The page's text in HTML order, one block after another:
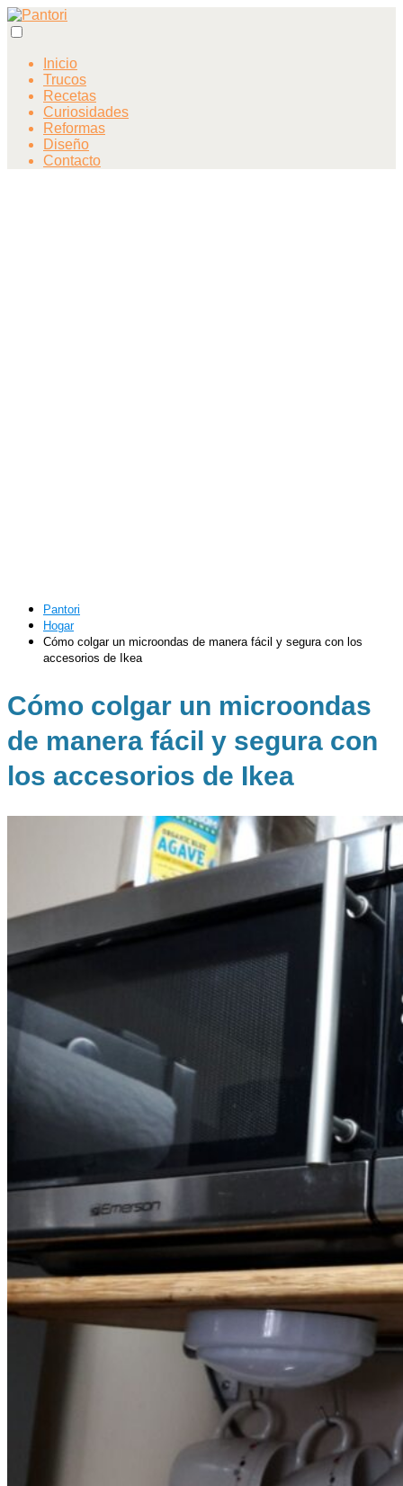
Inicio
Trucos
Recetas
Curiosidades
Reformas
Diseño
Contacto
Pantori
Hogar
Cómo colgar un microondas de manera fácil y segura con los
accesorios de Ikea
Cómo colgar un microondas
de manera fácil y segura con
los accesorios de Ikea